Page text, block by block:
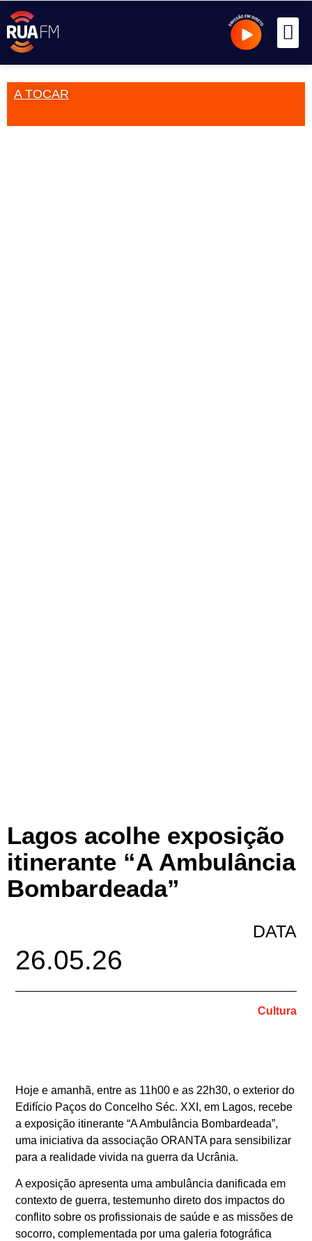
A TOCAR
Lagos acolhe exposição
itinerante “A Ambulância
Bombardeada”
DATA
26.05.26
Cultura
Hoje e amanhã, entre as 11h00 e as 22h30, o exterior do
Edifício Paços do Concelho Séc. XXI, em Lagos, recebe
a exposição itinerante “A Ambulância Bombardeada”,
uma iniciativa da associação ORANTA para sensibilizar
para a realidade vivida na guerra da Ucrânia.
A exposição apresenta uma ambulância danificada em
contexto de guerra, testemunho direto dos impactos do
conflito sobre os profissionais de saúde e as missões de
socorro, complementada por uma galeria fotográfica